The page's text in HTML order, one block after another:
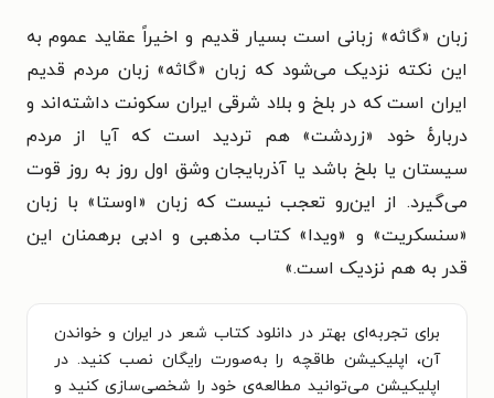
زبان «گاثه» زبانی است بسیار قدیم و اخیراً عقاید عموم به
این نکته نزدیک می‌شود که زبان «گاثه» زبان مردم قدیم
ایران است که در بلخ و بلاد شرقی ایران سکونت داشته‌اند و
دربارهٔ خود «زردشت» هم تردید است که آیا از مردم
سیستان یا بلخ باشد یا آذربایجان وشق اول روز به روز قوت
می‌گیرد. از این‌رو تعجب نیست که زبان «اوستا» با زبان
«سنسکریت» و «ویدا» کتاب مذهبی و ادبی برهمنان این
قدر به هم نزدیک است.»
برای تجربه‌ای بهتر در دانلود کتاب شعر در ایران و خواندن
آن، اپلیکیشن طاقچه را به‌صورت رایگان نصب کنید. در
اپلیکیشن می‌توانید مطالعه‌ی خود را شخصی‌سازی کنید و